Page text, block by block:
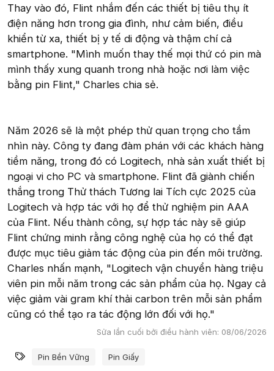
Thay vào đó, Flint nhắm đến các thiết bị tiêu thụ ít
điện năng hơn trong gia đình, như cảm biến, điều
khiển từ xa, thiết bị y tế di động và thậm chí cả
smartphone. "Mình muốn thay thế mọi thứ có pin mà
mình thấy xung quanh trong nhà hoặc nơi làm việc
bằng pin Flint," Charles chia sẻ.
Năm 2026 sẽ là một phép thử quan trọng cho tầm
nhìn này. Công ty đang đàm phán với các khách hàng
tiềm năng, trong đó có Logitech, nhà sản xuất thiết bị
ngoại vi cho PC và smartphone. Flint đã giành chiến
thắng trong Thử thách Tương lai Tích cực 2025 của
Logitech và hợp tác với họ để thử nghiệm pin AAA
của Flint. Nếu thành công, sự hợp tác này sẽ giúp
Flint chứng minh rằng công nghệ của họ có thể đạt
được mục tiêu giảm tác động của pin đến môi trường.
Charles nhấn mạnh, "Logitech vận chuyển hàng triệu
viên pin mỗi năm trong các sản phẩm của họ. Ngay cả
việc giảm vài gram khí thải carbon trên mỗi sản phẩm
cũng có thể tạo ra tác động lớn đối với họ."
Sửa lần cuối bởi điều hành viên: 08/06/2026
Từ khóa
Pin Bền Vững Pin Giấy